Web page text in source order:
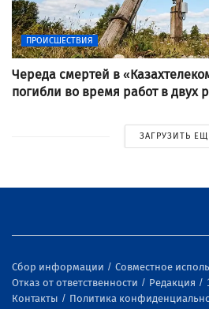
ПРОИСШЕСТВИЯ
Череда смертей в
погибли во время работ в двух
ЗАГРУЗИТЬ
Сбор информации
Совместное
Отказ от ответственности
Редакция
Контакты
Политика